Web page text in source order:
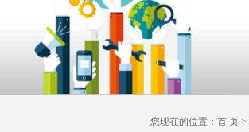
您现在的位置： 首 页 >